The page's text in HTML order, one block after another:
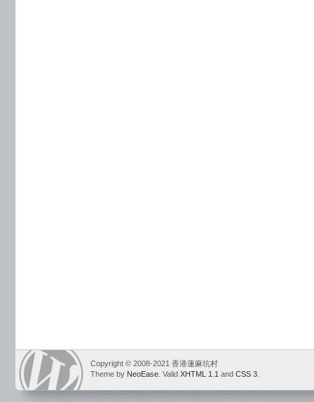
Copyright © 2008-2021 香港蓮麻坑村
Theme by NeoEase . Valid XHTML 1.1 and CSS 3